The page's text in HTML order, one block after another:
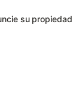
su propiedad